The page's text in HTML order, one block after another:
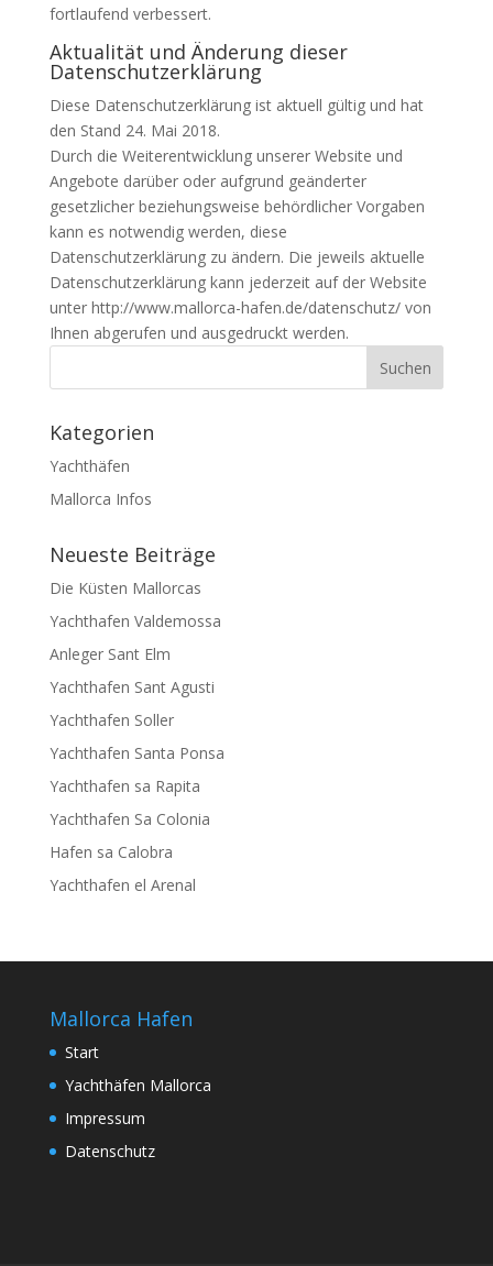
fortlaufend verbessert.
Aktualität und Änderung dieser
Datenschutzerklärung
Diese Datenschutzerklärung ist aktuell gültig und hat
den Stand 24. Mai 2018.
Durch die Weiterentwicklung unserer Website und
Angebote darüber oder aufgrund geänderter
gesetzlicher beziehungsweise behördlicher Vorgaben
kann es notwendig werden, diese
Datenschutzerklärung zu ändern. Die jeweils aktuelle
Datenschutz­erklärung kann jederzeit auf der Website
unter http://www.mallorca-hafen.de/datenschutz/ von
Ihnen abgerufen und ausgedruckt werden.
Kategorien
Yachthäfen
Mallorca Infos
Neueste Beiträge
Die Küsten Mallorcas
Yachthafen Valdemossa
Anleger Sant Elm
Yachthafen Sant Agusti
Yachthafen Soller
Yachthafen Santa Ponsa
Yachthafen sa Rapita
Yachthafen Sa Colonia
Hafen sa Calobra
Yachthafen el Arenal
Mallorca Hafen
Start
Yachthäfen Mallorca
Impressum
Datenschutz